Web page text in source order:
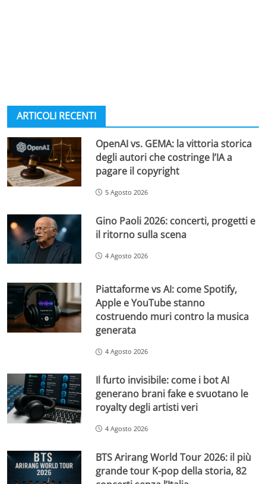
ARTICOLI RECENTI
OpenAI vs. GEMA: la vittoria storica
degli autori che costringe l’IA a
pagare il copyright
5 Agosto 2026
Gino Paoli 2026: concerti, progetti e
il ritorno sulla scena
4 Agosto 2026
Piattaforme vs AI: come Spotify,
Apple e YouTube stanno
costruendo muri contro la musica
generata
4 Agosto 2026
Il furto invisibile: come i bot AI
generano brani fake e svuotano le
royalty degli artisti veri
4 Agosto 2026
BTS Arirang World Tour 2026: il più
grande tour K-pop della storia, 82